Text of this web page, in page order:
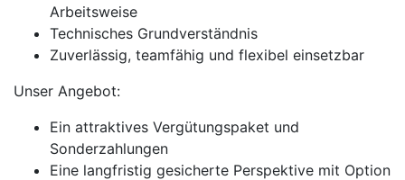
Arbeitsweise
Technisches Grundverständnis
Zuverlässig, teamfähig und flexibel einsetzbar
Unser Angebot:
Ein attraktives Vergütungspaket und
Sonderzahlungen
Eine langfristig gesicherte Perspektive mit Option